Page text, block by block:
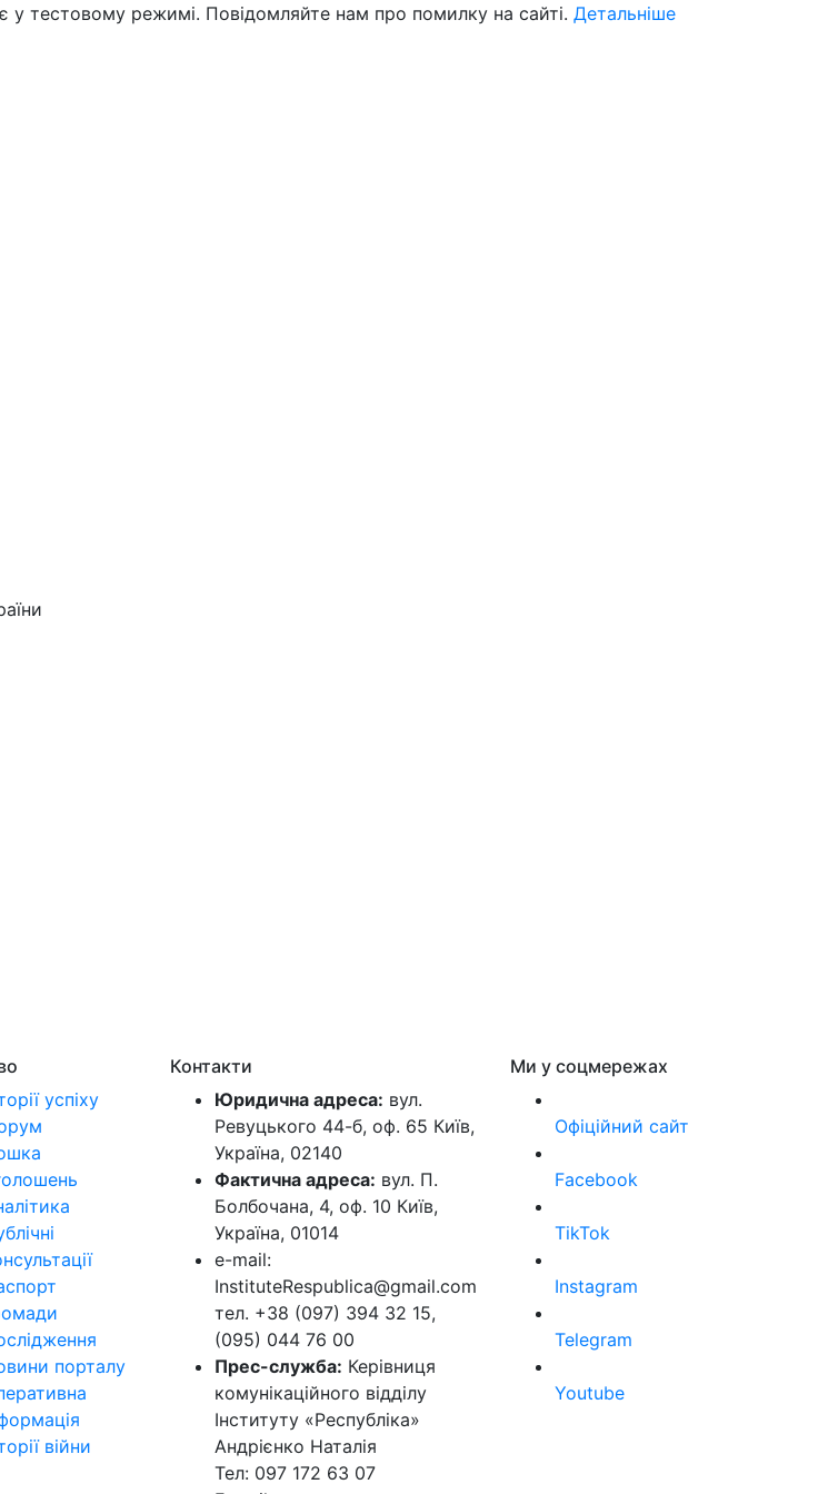
у тестовому режимі. Повідомляйте нам про помилку на сайті. Детальніше
успіху
порталу
війни
Контакти
Юридична адреса: вул.
Ревуцького 44-б, оф. 65 Київ,
Україна, 02140
Фактична адреса: вул. П.
Болбочана, 4, оф. 10 Київ,
Україна, 01014
e-mail:
InstituteRespublica@gmail.com
тел. +38 (097) 394 32 15,
(095) 044 76 00
Прес-служба: Керівниця
комунікаційного відділу
Інституту «Республіка»
Андрієнко Наталія
Тел: 097 172 63 07
Ми у соцмережах
Офіційний сайт
Facebook
TikTok
Instagram
Telegram
Youtube